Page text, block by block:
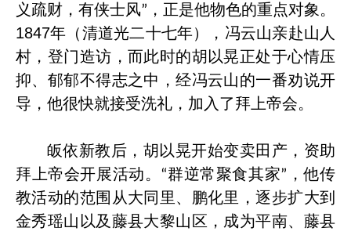
义疏财，有侠士风” ，正是他物色的重点对象。
1847年 （清道光二十七年）， 冯云山亲赴山人
村 ， 登门造访 ， 而此时的胡以晃正处于心情压
抑、郁郁不得志之中 ，经冯云山的一番劝说开
导 ， 他很快就接受洗礼 ， 加入了拜上帝会。
皈依新教后 ， 胡以晃开始变卖田产 ， 资助
拜上帝会开展活动。 “群逆常聚食其家” ，他传
教活动的范围从大同里、鹏化里，逐步扩大到
金秀瑶山以及藤县大黎山区，成为平南、藤县